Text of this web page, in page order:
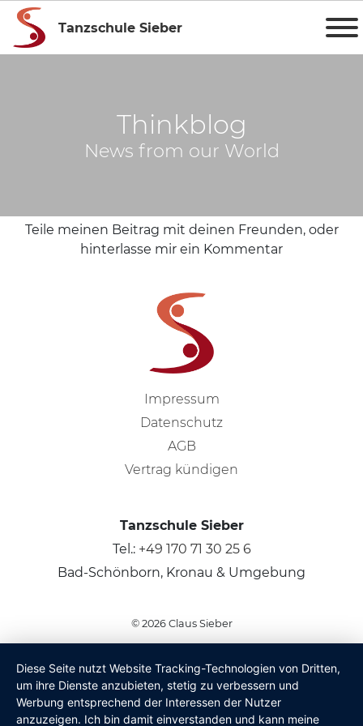
Tanzschule Sieber
Thinkblog
News from our World
Teile meinen Beitrag mit deinen Freunden, oder
hinterlasse mir ein Kommentar
Impressum
Datenschutz
AGB
Vertrag kündigen
Tanzschule Sieber
Tel.: +49 170 71 30 25 6
Bad-Schönborn, Kronau & Umgebung
© 2026 Claus Sieber
Diese Seite nutzt Website Tracking-Technologien von Dritten,
um ihre Dienste anzubieten, stetig zu verbessern und
Werbung entsprechend der Interessen der Nutzer
anzuzeigen. Ich bin damit einverstanden und kann meine